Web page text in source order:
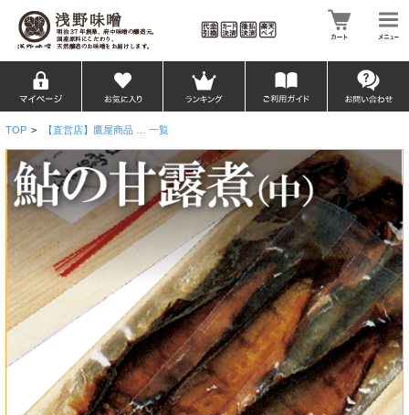
TOP > 【直営店】鷹屋商品 … 一覧